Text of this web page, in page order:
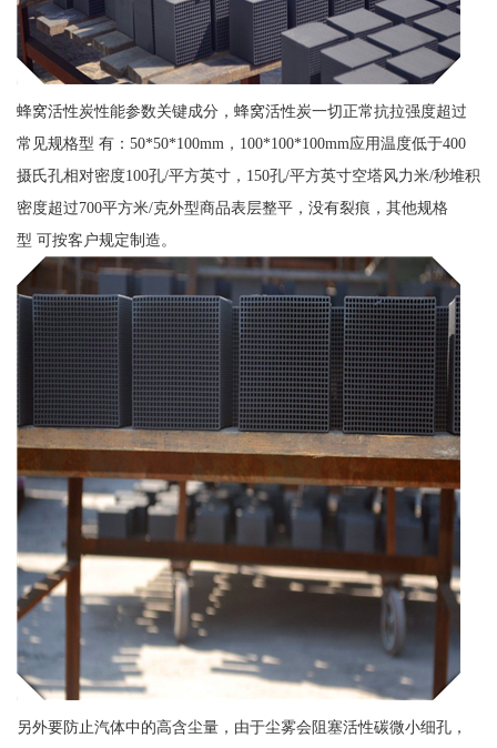
蜂窝活性炭性能参数关键成分，蜂窝活性炭一切正常抗拉强度超过
常见规格型 有：50*50*100mm，100*100*100mm应用温度低于400
摄氏孔相对密度100孔/平方英寸，150孔/平方英寸空塔风力米/秒堆积
密度超过700平方米/克外型商品表层整平，没有裂痕，其他规格
型 可按客户规定制造。
另外要防止汽体中的高含尘量，由于尘雾会阻塞活性碳微小细孔，